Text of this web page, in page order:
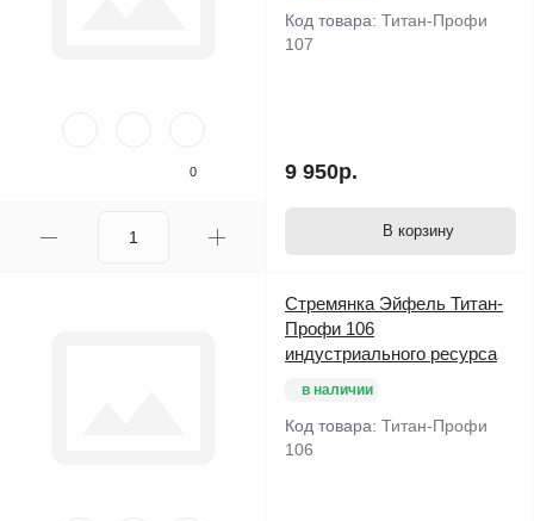
0
Код товара: Титан-Профи
107
9 950р.
В корзину
Стремянка Эйфель Титан-
Профи 106
индустриального ресурса
в наличии
Код товара: Титан-Профи
106